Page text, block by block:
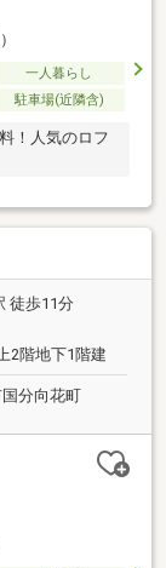
）
一人暮らし
駐車場(近隣含)
！人気のロフ
徒歩11分
2階地下1階建
分向花町